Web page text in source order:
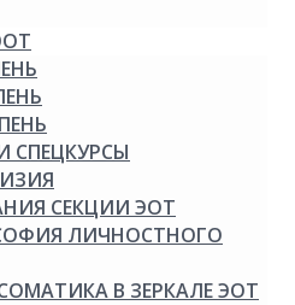
СПЕЦКУРСЫ
СЕКЦИИ ЭОТ
ЛИЧНОСТНОГО
В ЗЕРКАЛЕ ЭОТ